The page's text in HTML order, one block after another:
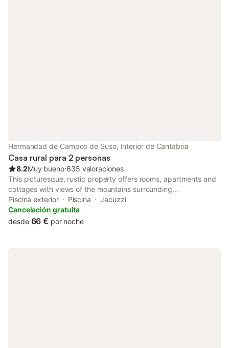
Hermandad de Campoo de Suso, Interior de Cantabria
Casa rural para 2 personas
8.2Muy bueno⋅635 valoraciones
This picturesque, rustic property offers rooms, apartments and
cottages with views of the mountains surrounding
Entrambasaguas. Set in large grounds, it features a seasonal
outdoor swimming pool and a restaurant.
Piscina exterior Piscina
Jacuzzi
Cancelación gratuita
desde 66 € por noche